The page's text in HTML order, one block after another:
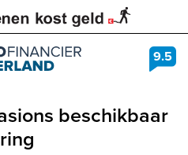
9.5
beschikbaar